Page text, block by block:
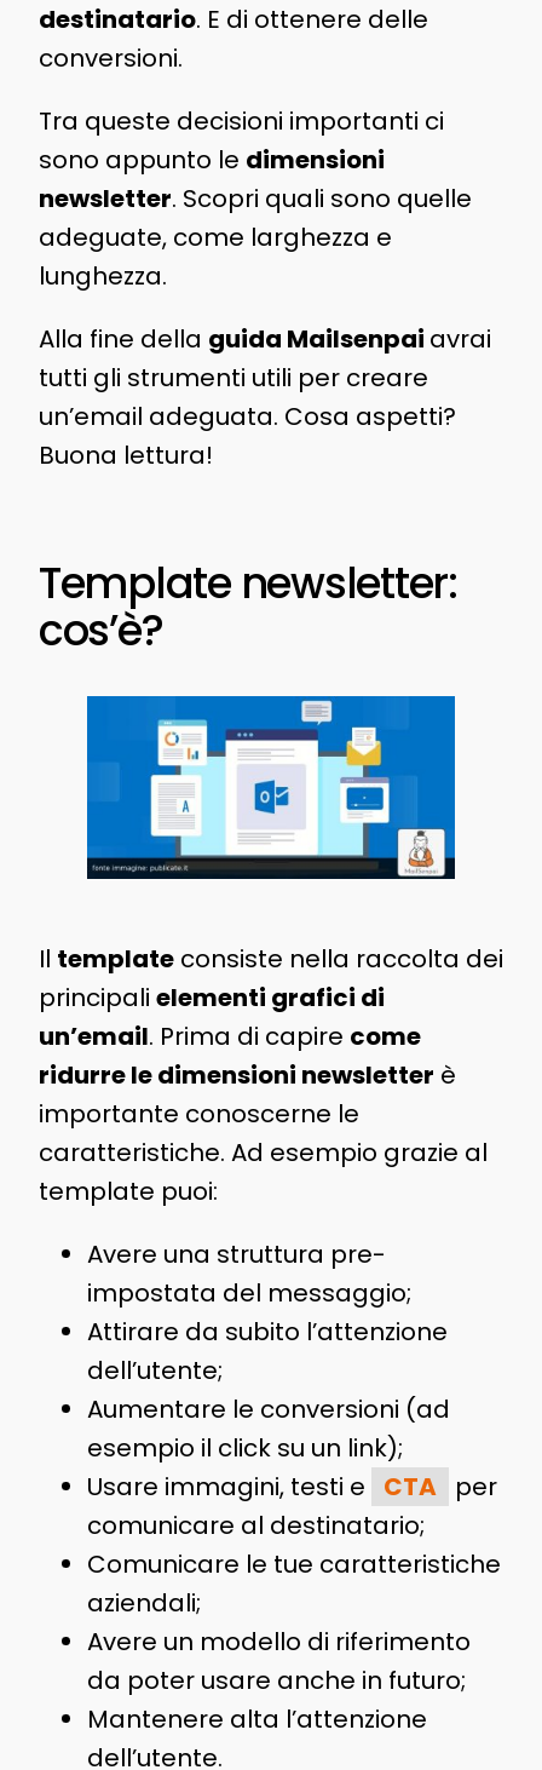
destinatario. E di ottenere delle
conversioni.
Tra queste decisioni importanti ci
sono appunto le dimensioni
newsletter. Scopri quali sono quelle
adeguate, come larghezza e
lunghezza.
Alla fine della guida Mailsenpai avrai
tutti gli strumenti utili per creare
un’email adeguata. Cosa aspetti?
Buona lettura!
Template newsletter:
cos’è?
Il templateconsiste nella raccolta dei
principali elementi grafici di
un’email. Prima di capire come
ridurre le dimensioni newsletter è
importante conoscerne le
caratteristiche. Ad esempio grazie al
template puoi:
Avere una struttura pre-
impostata del messaggio;
Attirare da subito l’attenzione
dell’utente;
Aumentare le conversioni (ad
esempio il click su un link);
Usare immagini, testi e
CTA
per
comunicare al destinatario;
Comunicare le tue caratteristiche
aziendali;
Avere un modello di riferimento
da poter usare anche in futuro;
Mantenere alta l’attenzione
dell’utente.